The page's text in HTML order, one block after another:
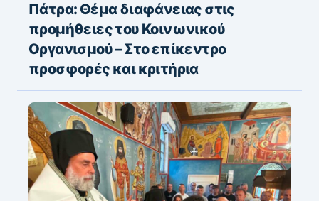
Πάτρα: Θέμα διαφάνειας στις
προμήθειες του Κοινωνικού
Οργανισμού – Στο επίκεντρο
προσφορές και κριτήρια